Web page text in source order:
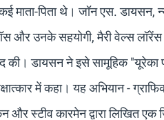
माता-पिता थे। जॉन एस. डायसन,
और उनके सहयोगी, मैरी वेल्स लॉरेंस
की। डायसन ने इसे सामूहिक "यूरेका
में कहा। यह अभियान -
स्टीव कारमेन द्वारा लिखित